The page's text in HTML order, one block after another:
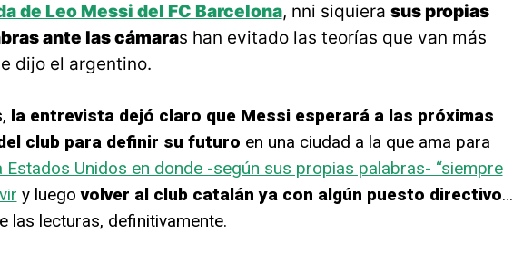
de Leo Messi del FC Barcelona, nni siquiera sus propias
ante las cámaras han evitado las teorías que van más
dijo el argentino.
la entrevista dejó claro que Messi esperará a las próximas
club para definir su futuro en una ciudad a la que ama para
Estados Unidos en donde -según sus propias palabras- “siempre
y luegovolver al club catalán ya con algún puesto directivo…
las lecturas, definitivamente.